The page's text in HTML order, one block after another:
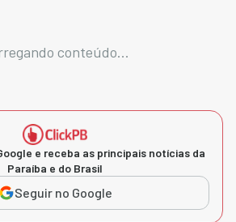
conteúdo...
e receba as principais notícias da
Paraíba e do Brasil
Seguir no Google